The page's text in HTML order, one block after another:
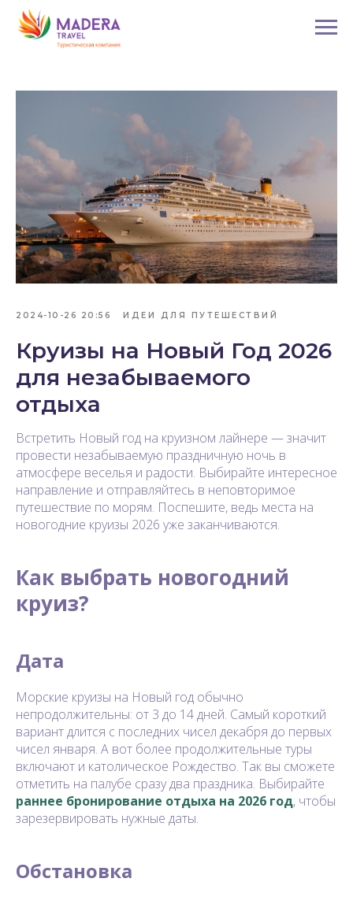
2024-10-26 20:56 ИДЕИ ДЛЯ ПУТЕШЕСТВИЙ
Круизы на Новый Год 2026
для незабываемого
отдыха
Встретить Новый год на круизном лайнере — значит
провести незабываемую праздничную ночь в
атмосфере веселья и радости. Выбирайте интересное
направление и отправляйтесь в неповторимое
путешествие по морям. Поспешите, ведь места на
новогодние круизы 2026 уже заканчиваются.
Как выбрать новогодний
круиз?
Дата
Морские круизы на Новый год обычно
непродолжительны: от 3 до 14 дней. Самый короткий
вариант длится с последних чисел декабря до первых
чисел января. А вот более продолжительные туры
включают и католическое Рождество. Так вы сможете
отметить на палубе сразу два праздника. Выбирайте
раннее бронирование отдыха на 2026 год, чтобы
зарезервировать нужные даты.
Обстановка